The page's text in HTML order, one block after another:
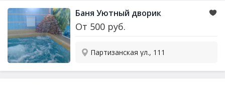
Баня Уютный дворик
От 500 руб.
Партизанская ул., 111